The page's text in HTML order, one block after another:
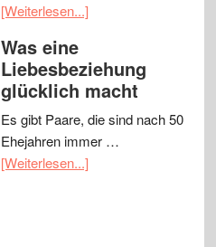
[Weiterlesen...]
Was eine
Liebesbeziehung
glücklich macht
Es gibt Paare, die sind nach 50
Ehejahren immer …
[Weiterlesen...]